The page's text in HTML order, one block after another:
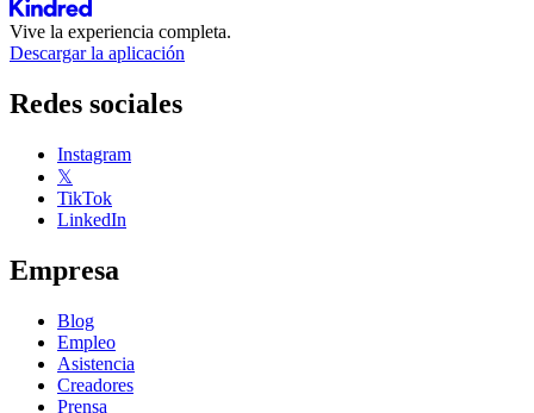
Vive la experiencia completa.
Descargar la aplicación
Redes sociales
Instagram
𝕏
TikTok
LinkedIn
Empresa
Blog
Empleo
Asistencia
Creadores
Prensa